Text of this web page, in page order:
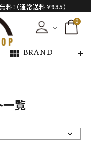
！（通常送料￥935）
0
view_module BRAND
一覧